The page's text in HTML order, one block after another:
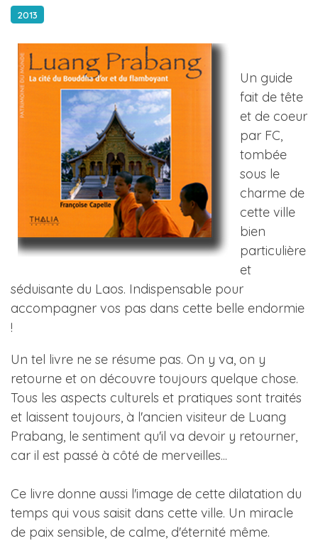
2013
Un guide
fait de tête
et de coeur
par FC,
tombée
sous le
charme de
cette ville
bien
particulière
et
séduisante du Laos. Indispensable pour
accompagner vos pas dans cette belle endormie
!
Un tel livre ne se résume pas. On y va, on y
retourne et on découvre toujours quelque chose.
Tous les aspects culturels et pratiques sont traités
et laissent toujours, à l'ancien visiteur de Luang
Prabang, le sentiment qu'il va devoir y retourner,
car il est passé à côté de merveilles...
Ce livre donne aussi l'image de cette dilatation du
temps qui vous saisit dans cette ville. Un miracle
de paix sensible, de calme, d'éternité même.